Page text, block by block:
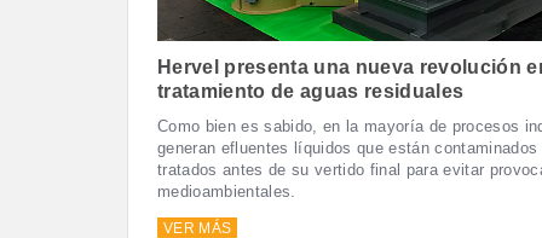
Hervel presenta una nueva revolución
tratamiento de aguas residuales
Como bien es sabido, en la mayoría de procesos
generan efluentes líquidos que están
tratados antes de su vertido final para evitar
medioambientales.
VER MÁS